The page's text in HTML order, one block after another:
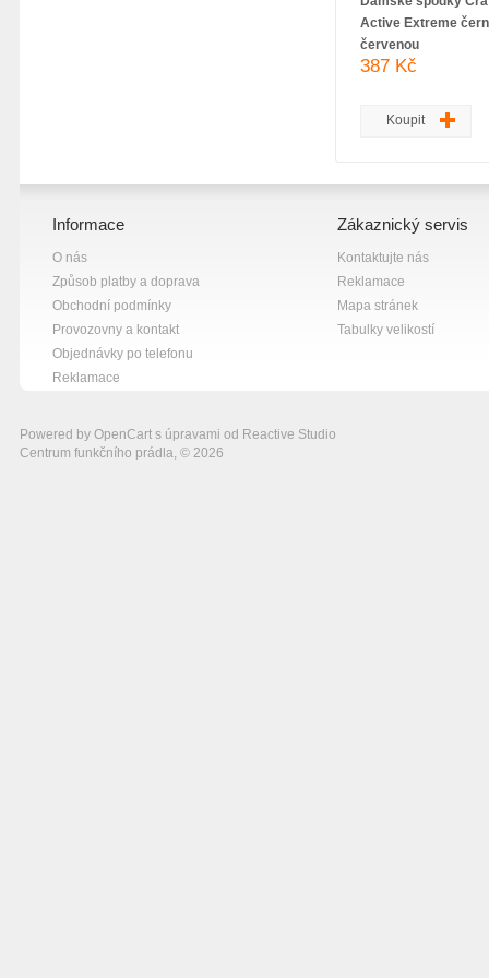
Active Extreme
červenou
387 Kč
Koupit
Informace
O nás
Způsob platby a doprava
Obchodní podmínky
Provozovny a kontakt
Objednávky po telefonu
Reklamace
Zákaznický servis
Kontaktujte nás
Reklamace
Mapa stránek
Tabulky velikostí
Powered by OpenCart s úpravami od Reactive Studio
Centrum funkčního prádla, © 2026